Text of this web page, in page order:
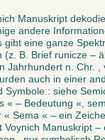
Manuskript
andere
gibt eine ganze
B. Brief runicze –
Jahrhundert n. Chr. ,
auch in einer
Symbole : siehe
« – Bedeutung «,
Sema « – ein
Manuskript